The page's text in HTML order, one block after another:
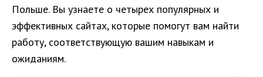
Польше. Вы узнаете о четырех популярных и
эффективных сайтах, которые помогут вам найти
работу, соответствующую вашим навыкам и
ожиданиям.